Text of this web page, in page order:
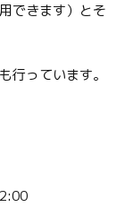
できます）とそ
ています。